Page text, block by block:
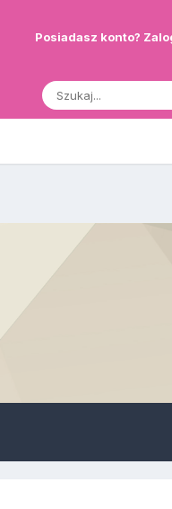
Posiadasz konto?